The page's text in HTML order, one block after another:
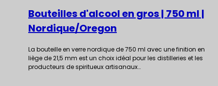
Bouteilles d'alcool en gros | 750 ml |
Nordique/Oregon
La bouteille en verre nordique de 750 ml avec une finition en
liège de 21,5 mm est un choix idéal pour les distilleries et les
producteurs de spiritueux artisanaux…